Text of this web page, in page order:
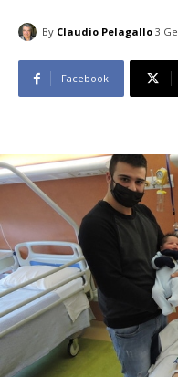
By Claudio Pelagallo 3
Facebook